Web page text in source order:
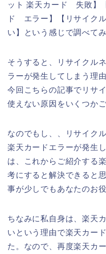
ット 楽天カード 失敗】
ド エラー】【リサイク
い】という感じで調べてみ
そうすると、リサイクル
ラーが発生してしまう理
今回こちらの記事でリサ
使えない原因をいくつか
なのでもし、、リサイク
楽天カードエラーが発生
は、これからご紹介する
考にすると解決できると
事が少しでもあなたのお
ちなみに私自身は、楽天
いという理由で楽天カー
た。なので、再度楽天カ